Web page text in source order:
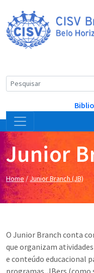
Junior
Home /Junior Branch (JB)
O Junior Branch conta
que organizam
e conteúdo educacional
programas. JBers (como